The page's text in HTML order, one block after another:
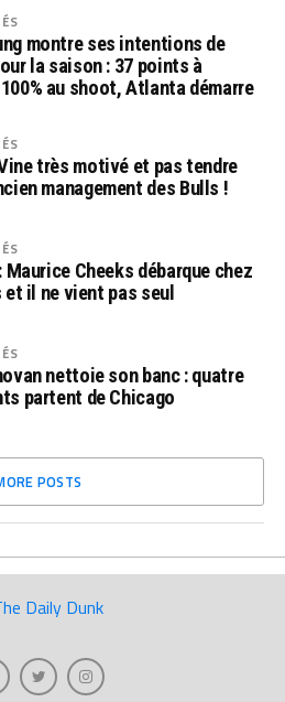
montre ses intentions de
la saison : 37 points à
au shoot, Atlanta démarre
très motivé et pas tendre
management des Bulls !
Cheeks débarque chez
et il ne vient pas seul
nettoie son banc : quatre
partent de Chicago
POSTS